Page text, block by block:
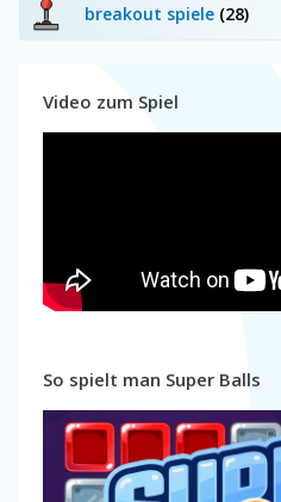
breakout spiele (28)
Video zum Spiel
So spielt man Super Balls